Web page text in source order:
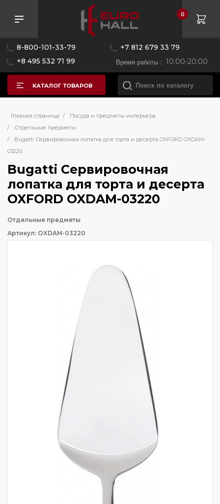
8-800-101-33-79
+7 812 679 33 79
+8 495 532 71 99
Время работы : 10:00-20:00
0
КАТАЛОГ ТОВАРОВ
Главная страница /
Посуда и предметы интерьера
/
Отдельные предметы
/
Bugatti Сервировочная лопатка для торта и десерта OXFORD OXDAM-
03220
Bugatti Сервировочная
лопатка для торта и десерта
OXFORD OXDAM-03220
Отдельные предметы
Артикул: OXDAM-03220